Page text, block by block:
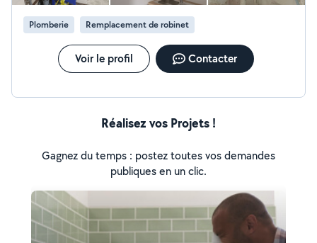
Plomberie Remplacement de robinet
Voir le profil Contacter
Réalisez vos Projets !
Gagnez du temps : postez toutes vos demandes
publiques en un clic.